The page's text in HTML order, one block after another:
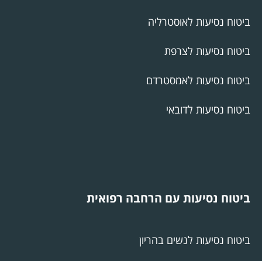
ביטוח נסיעות לאוסטרליה
ביטוח נסיעות לצרפת
ביטוח נסיעות לאמסטרדם
ביטוח נסיעות לדובאי
ביטוח נסיעות עם הרחבה רפואית
ביטוח נסיעות לנשים בהריון